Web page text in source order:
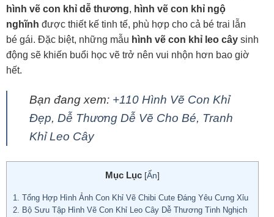
hình vẽ con khỉ dễ thương, hình vẽ con khỉ ngộ
nghĩnh được thiết kế tinh tế, phù hợp cho cả bé trai lẫn
bé gái. Đặc biệt, những mẫu hình vẽ con khỉ leo cây sinh
động sẽ khiến buổi học vẽ trở nên vui nhộn hơn bao giờ
hết.
Bạn đang xem: +110 Hình Vẽ Con Khỉ
Đẹp, Dễ Thương Dễ Vẽ Cho Bé, Tranh
Khỉ Leo Cây
Mục Lục [Ẩn]
1. Tổng Hợp Hình Ảnh Con Khỉ Vẽ Chibi Cute Đáng Yêu Cưng Xỉu
2. Bộ Sưu Tập Hình Vẽ Con Khỉ Leo Cây Dễ Thương Tinh Nghịch